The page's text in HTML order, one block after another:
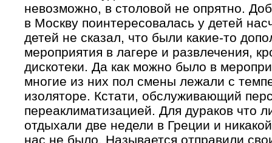
невозможно, в столовой не опрятно.
в Москву поинтересовалась у детей
детей не сказал, что были какие-то
мероприятия в лагере и развлечения,
дискотеки. Да как можно было в
многие из них пол смены лежали с
изоляторе. Кстати, обслуживающий
переаклиматизацией. Для дураков что
отдыхали две недели в Греции и
нас не было. Называется отправили